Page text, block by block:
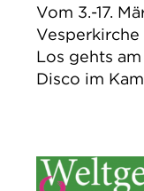
Vom 3.-17.
Los gehts
Disco im